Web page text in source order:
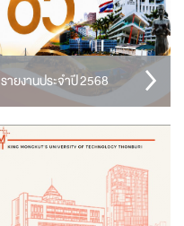
รายงานประจำปี 2568